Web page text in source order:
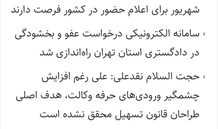
شهریور برای اعلام حضور در کشور فرصت دارند
سامانه الکترونیکی درخواست عفو و بخشودگی
در دادگستری استان تهران راه‌اندازی شد
حجت السلام نقدعلی: علی رغم افزایش
چشمگیر ورودی‌های حرفه وکالت، هدف اصلی
طراحان قانون تسهیل محقق نشده است